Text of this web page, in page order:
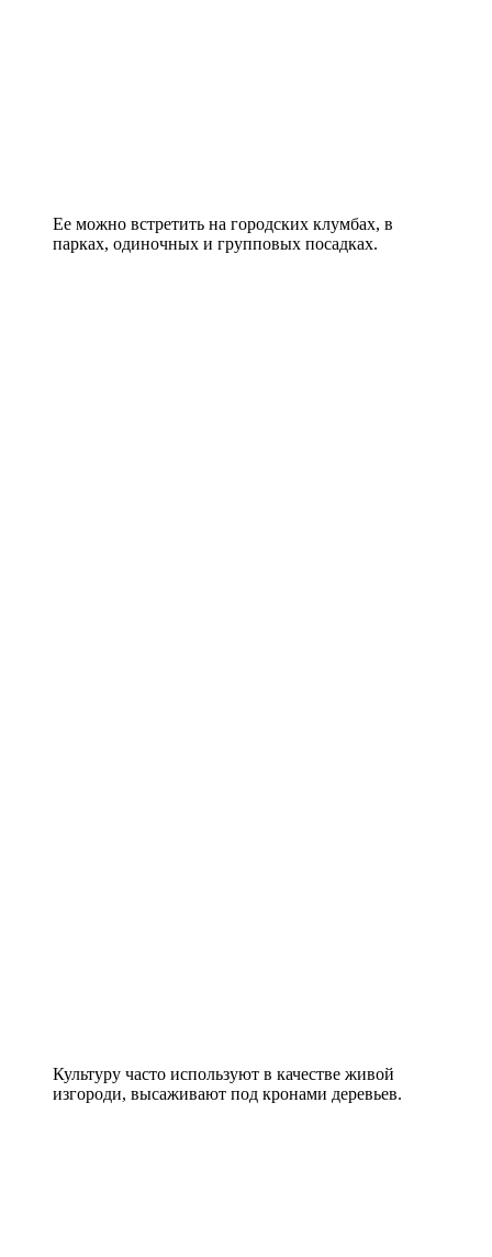
Ее можно встретить на городских клумбах, в
парках, одиночных и групповых посадках.
Культуру часто используют в качестве живой
изгороди, высаживают под кронами деревьев.